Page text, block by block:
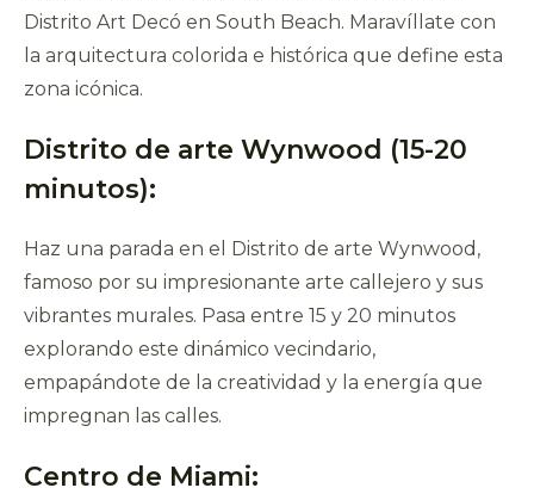
Distrito Art Decó en South Beach. Maravíllate con
la arquitectura colorida e histórica que define esta
zona icónica.
Distrito de arte Wynwood (15-20
minutos):
Haz una parada en el Distrito de arte Wynwood,
famoso por su impresionante arte callejero y sus
vibrantes murales. Pasa entre 15 y 20 minutos
explorando este dinámico vecindario,
empapándote de la creatividad y la energía que
impregnan las calles.
Centro de Miami: